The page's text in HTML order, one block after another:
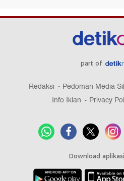
part of
Redaksi Pedoman Media
Info Iklan
Privacy
Download